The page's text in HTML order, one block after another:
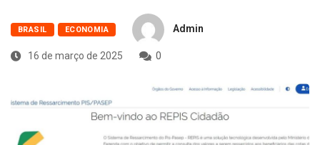
BRASIL ECONOMIA Admin
16 de março de 2025 0